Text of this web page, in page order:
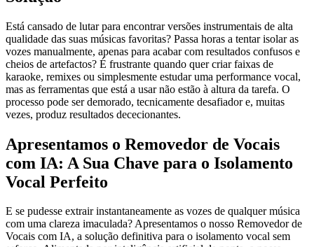
Está cansado de lutar para encontrar versões instrumentais de alta
qualidade das suas músicas favoritas? Passa horas a tentar isolar as
vozes manualmente, apenas para acabar com resultados confusos e
cheios de artefactos? É frustrante quando quer criar faixas de
karaoke, remixes ou simplesmente estudar uma performance vocal,
mas as ferramentas que está a usar não estão à altura da tarefa. O
processo pode ser demorado, tecnicamente desafiador e, muitas
vezes, produz resultados dececionantes.
Apresentamos o Removedor de Vocais
com IA: A Sua Chave para o Isolamento
Vocal Perfeito
E se pudesse extrair instantaneamente as vozes de qualquer música
com uma clareza imaculada? Apresentamos o nosso Removedor de
Vocais com IA, a solução definitiva para o isolamento vocal sem